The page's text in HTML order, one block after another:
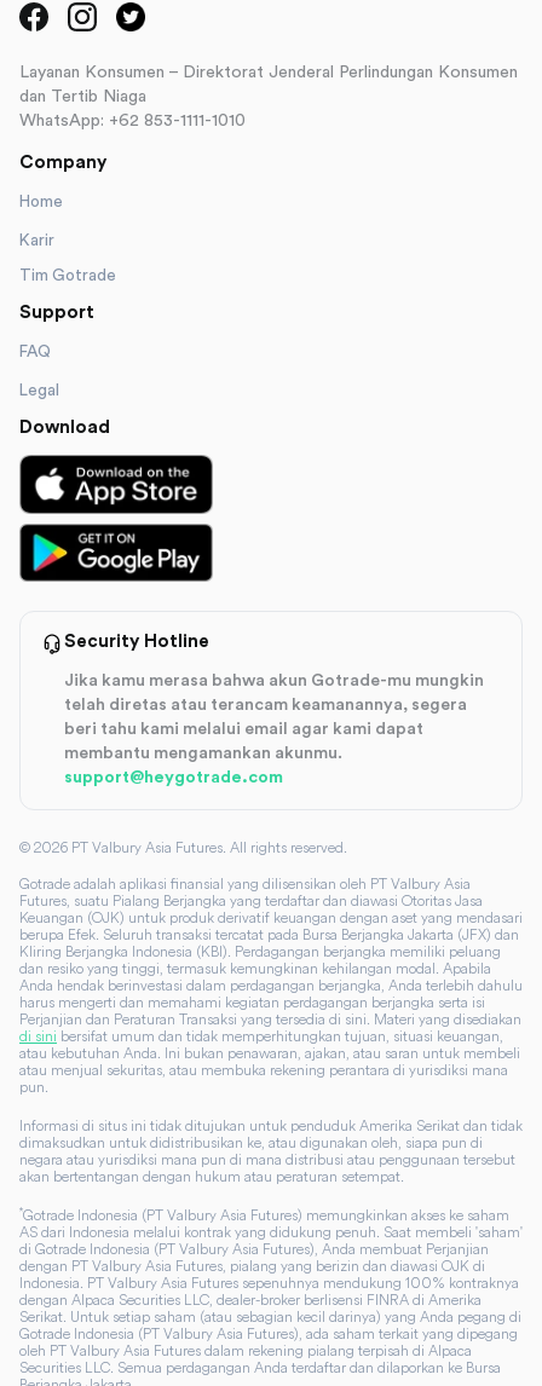
Layanan Konsumen – Direktorat Jenderal Perlindungan Konsumen
dan Tertib Niaga
WhatsApp: +62 853-1111-1010
Company
Home
Karir
Tim Gotrade
Support
FAQ
Legal
Download
Security Hotline
Jika kamu merasa bahwa akun Gotrade-mu mungkin
telah diretas atau terancam keamanannya, segera
beri tahu kami melalui email agar kami dapat
membantu mengamankan akunmu.
support@heygotrade.com
© 2026 PT Valbury Asia Futures. All rights reserved.
Gotrade adalah aplikasi finansial yang dilisensikan oleh PT Valbury Asia
Futures, suatu Pialang Berjangka yang terdaftar dan diawasi Otoritas Jasa
Keuangan (OJK) untuk produk derivatif keuangan dengan aset yang mendasari
berupa Efek. Seluruh transaksi tercatat pada Bursa Berjangka Jakarta (JFX) dan
Kliring Berjangka Indonesia (KBI). Perdagangan berjangka memiliki peluang
dan resiko yang tinggi, termasuk kemungkinan kehilangan modal. Apabila
Anda hendak berinvestasi dalam perdagangan berjangka, Anda terlebih dahulu
harus mengerti dan memahami kegiatan perdagangan berjangka serta isi
Perjanjian dan Peraturan Transaksi yang tersedia di sini. Materi yang disediakan
di sini bersifat umum dan tidak memperhitungkan tujuan, situasi keuangan,
atau kebutuhan Anda. Ini bukan penawaran, ajakan, atau saran untuk membeli
atau menjual sekuritas, atau membuka rekening perantara di yurisdiksi mana
pun.
Informasi di situs ini tidak ditujukan untuk penduduk Amerika Serikat dan tidak
dimaksudkan untuk didistribusikan ke, atau digunakan oleh, siapa pun di
negara atau yurisdiksi mana pun di mana distribusi atau penggunaan tersebut
akan bertentangan dengan hukum atau peraturan setempat.
*Gotrade Indonesia (PT Valbury Asia Futures) memungkinkan akses ke saham
AS dari Indonesia melalui kontrak yang didukung penuh. Saat membeli 'saham'
di Gotrade Indonesia (PT Valbury Asia Futures), Anda membuat Perjanjian
dengan PT Valbury Asia Futures, pialang yang berizin dan diawasi OJK di
Indonesia. PT Valbury Asia Futures sepenuhnya mendukung 100% kontraknya
dengan Alpaca Securities LLC, dealer-broker berlisensi FINRA di Amerika
Serikat. Untuk setiap saham (atau sebagian kecil darinya) yang Anda pegang di
Gotrade Indonesia (PT Valbury Asia Futures), ada saham terkait yang dipegang
oleh PT Valbury Asia Futures dalam rekening pialang terpisah di Alpaca
Securities LLC. Semua perdagangan Anda terdaftar dan dilaporkan ke Bursa